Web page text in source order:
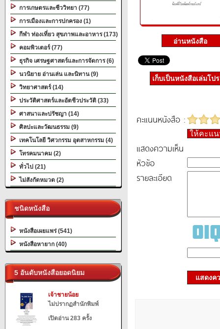
การเกษตรและชีววิทยา (77)
การเมืองและการปกครอง (1)
กีฬา ท่องเที่ยว สุขภาพและอาหาร (173)
คอมพิวเตอร์ (77)
ธุรกิจ เศรษฐศาสตร์และการจัดการ (6)
นวนิยาย อ่านเล่น และนิทาน (9)
วิทยาศาสตร์ (14)
ประวัติศาสตร์และอัตชีวประวัติ (33)
ศาสนาและปรัชญา (14)
ศิลปะและวัฒนธรรม (9)
เทคโนโลยี วิศวกรรม อุตสาหกรรม (4)
โทรคมนาคม (2)
ทั่วไป (21)
ไม่สังกัดหมวด (2)
ชนิดหนังสือ
หนังสือเผยแพร่ (541)
หนังสือหายาก (40)
5 อันดับหนังสือยอดนิยม
เจ้าชายน้อย
ไม่ปรากฏสำนักพิมพ์
เปิดอ่าน 283 ครั้ง
เก็บเป็นหนังสือเล่มโป
คะแนนหนังสือ :
ให้คะแ
แสดงความเห็น
หัวข้อ
รายละเอียด
แสดงค